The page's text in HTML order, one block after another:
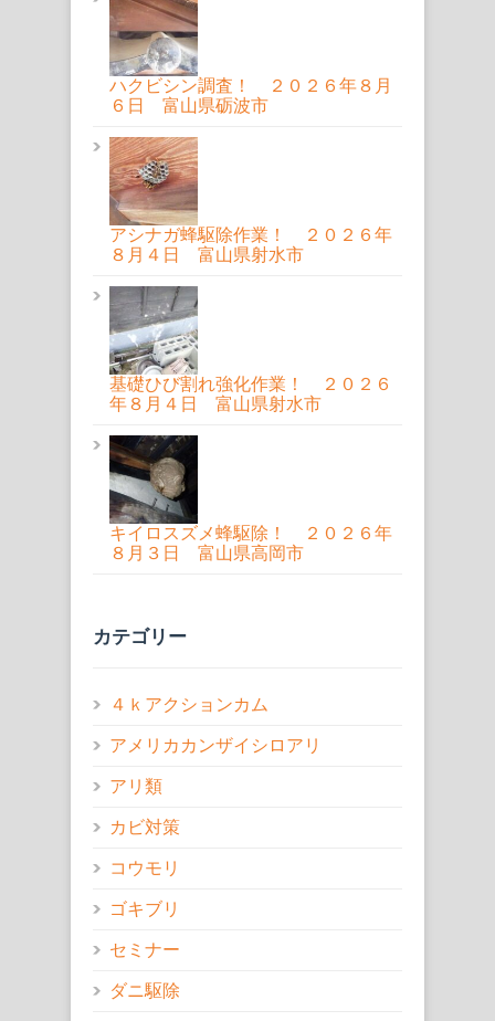
ハクビシン調査！ ２０２６年８月
６日 富山県砺波市
アシナガ蜂駆除作業！ ２０２６年
８月４日 富山県射水市
基礎ひび割れ強化作業！ ２０２６
年８月４日 富山県射水市
キイロスズメ蜂駆除！ ２０２６年
８月３日 富山県高岡市
カテゴリー
４ｋアクションカム
アメリカカンザイシロアリ
アリ類
カビ対策
コウモリ
ゴキブリ
セミナー
ダニ駆除